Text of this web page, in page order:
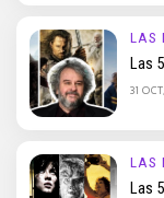
LAS
Las
31
LAS
Las